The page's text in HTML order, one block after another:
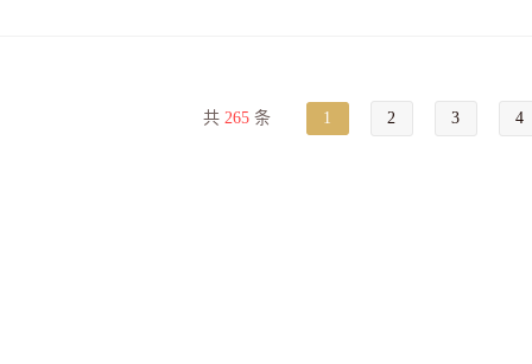
共 265条 1 2 3 4